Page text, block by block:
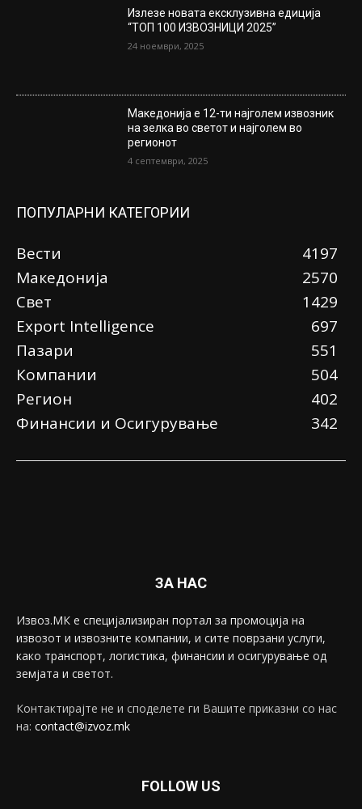
Излезе новата ексклузивна едиција
“ТОП 100 ИЗВОЗНИЦИ 2025”
24 ноември, 2025
Македонија е 12-ти најголем извозник
на зелка во светот и најголем во
регионот
4 септември, 2025
ПОПУЛАРНИ КАТЕГОРИИ
Вести
4197
Македонија
2570
Свет
1429
Еxport Intelligence
697
Пазари
551
Компании
504
Регион
402
Финансии и Осигурување
342
ЗА НАС
Извоз.МК е специјализиран портал за промоција на
извозот и извозните компании, и сите поврзани услуги,
како транспорт, логистика, финансии и осигурување од
земјата и светот.
Контактирајте не и споделете ги Вашите приказни со нас
на: contact@izvoz.mk
FOLLOW US